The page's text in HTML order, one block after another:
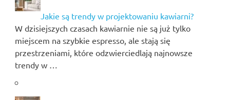
Jakie są trendy w projektowaniu kawiarni?
W dzisiejszych czasach kawiarnie nie są już tylko
miejscem na szybkie espresso, ale stają się
przestrzeniami, które odzwierciedlają najnowsze
trendy w …